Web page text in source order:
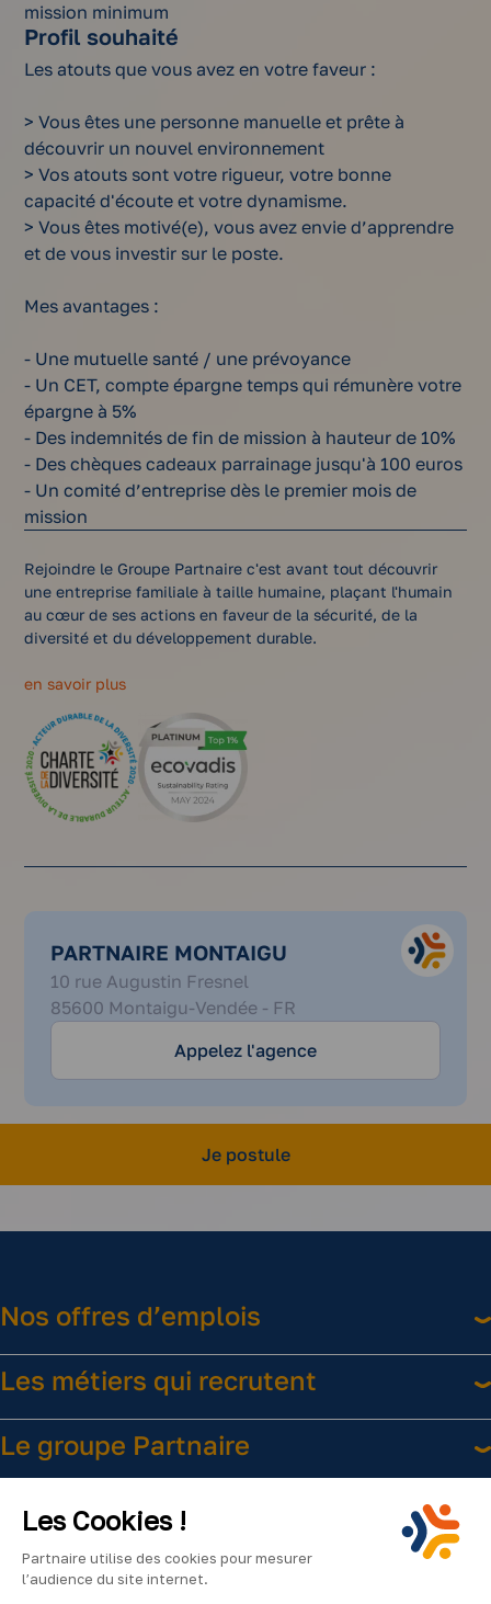
mission minimum
Profil souhaité
Les atouts que vous avez en votre faveur :
> Vous êtes une personne manuelle et prête à
découvrir un nouvel environnement
> Vos atouts sont votre rigueur, votre bonne
capacité d'écoute et votre dynamisme.
> Vous êtes motivé(e), vous avez envie d’apprendre
et de vous investir sur le poste.
Mes avantages :
- Une mutuelle santé / une prévoyance
- Un CET, compte épargne temps qui rémunère votre
épargne à 5%
- Des indemnités de fin de mission à hauteur de 10%
- Des chèques cadeaux parrainage jusqu'à 100 euros
- Un comité d’entreprise dès le premier mois de
mission
Rejoindre le Groupe Partnaire c'est avant tout découvrir
une entreprise familiale à taille humaine, plaçant l'humain
au cœur de ses actions en faveur de la sécurité, de la
diversité et du développement durable.
en savoir plus
PARTNAIRE MONTAIGU
10 rue Augustin Fresnel
85600 Montaigu-Vendée - FR
51
09
17
Appelez l'agence
Je postule
Nos offres d’emplois
Les métiers qui recrutent
Le groupe Partnaire
Liens utiles
Les Cookies !
Partnaire utilise des cookies pour mesurer
l’audience du site internet.